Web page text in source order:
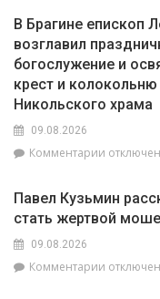
В Брагине епископ
возглавил
богослужение и
крест и
Никольского храма
09.08.2026
Комментарии к
Брагине
епископ
Павел Кузьмин
стать жертвой
09.08.2026
Комментарии к